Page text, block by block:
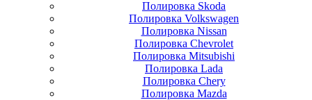
Полировка Skoda
Полировка Volkswagen
Полировка Nissan
Полировка Chevrolet
Полировка Mitsubishi
Полировка Lada
Полировка Chery
Полировка Mazda